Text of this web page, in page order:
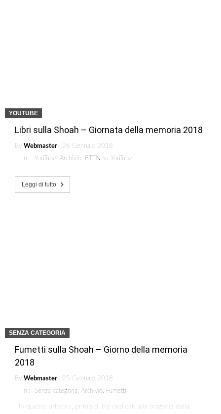
YOUTUBE
Libri sulla Shoah – Giornata della memoria 2018
By Webmaster
26 Gennaio 2018
in : YouTube, Archivio, BTTN su YouTube
Leggi di tutto
SENZA CATEGORIA
Fumetti sulla Shoah – Giorno della memoria
2018
By Webmaster
25 Gennaio 2018
in : Senza categoria, Archivio, Fumetti
In questo articolo, primo di tre dedicati alla tragedia della